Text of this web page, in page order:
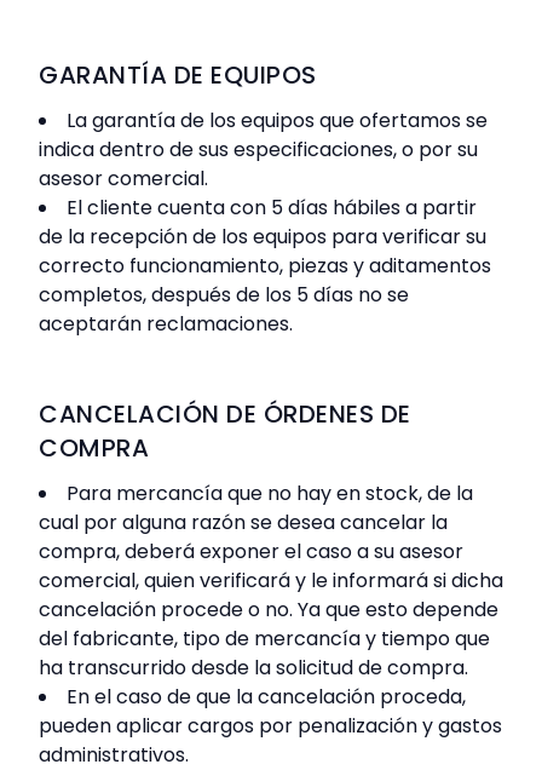
GARANTÍA DE EQUIPOS
La garantía de los equipos que ofertamos se
indica dentro de sus especificaciones, o por su
asesor comercial.
El cliente cuenta con 5 días hábiles a partir
de la recepción de los equipos para verificar su
correcto funcionamiento, piezas y aditamentos
completos, después de los 5 días no se
aceptarán reclamaciones.
CANCELACIÓN DE ÓRDENES DE
COMPRA
Para mercancía que no hay en stock, de la
cual por alguna razón se desea cancelar la
compra, deberá exponer el caso a su asesor
comercial, quien verificará y le informará si dicha
cancelación procede o no. Ya que esto depende
del fabricante, tipo de mercancía y tiempo que
ha transcurrido desde la solicitud de compra.
En el caso de que la cancelación proceda,
pueden aplicar cargos por penalización y gastos
administrativos.